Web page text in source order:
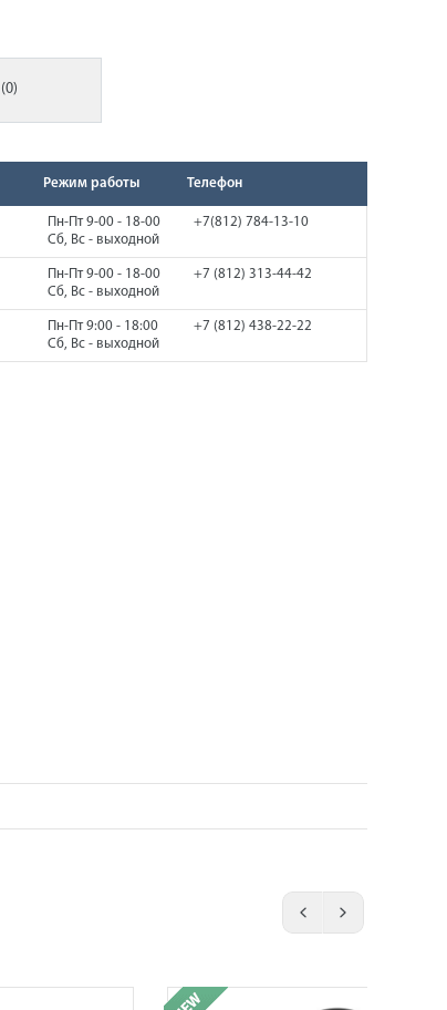
Режим работы Телефон
Пн-Пт 9-00 - 18-00
Сб, Вс - выходной
+7(812) 784-13-10
Пн-Пт 9-00 - 18-00
Сб, Вс - выходной
+7 (812) 313-44-42
Пн-Пт 9:00 - 18:00
Сб, Вс - выходной
+7 (812) 438-22-22